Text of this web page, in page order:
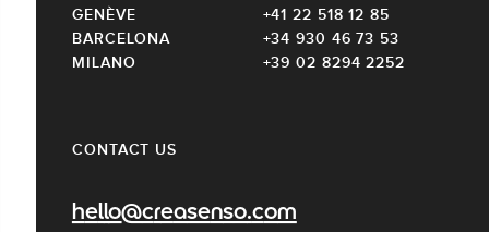
CONTACT US
hello@creasenso.com
GENÈVE
+41 22 518 12 85
BARCELONA
+34 930 46 73 53
MILANO
+39 02 8294 2252